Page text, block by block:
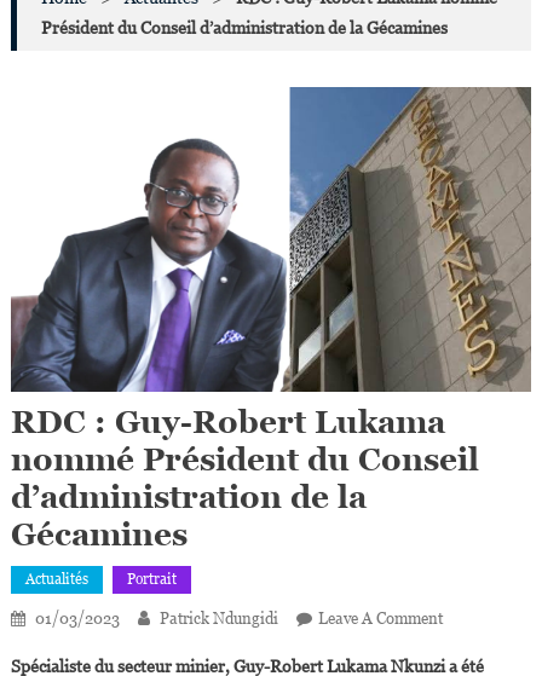
Président du Conseil d’administration de la Gécamines
RDC : Guy-Robert Lukama
nommé Président du Conseil
d’administration de la
Gécamines
Actualités Portrait
01/03/2023 Patrick Ndungidi Leave A CommentOn
Spécialiste du secteur minier, Guy-Robert Lukama Nkunzi a été